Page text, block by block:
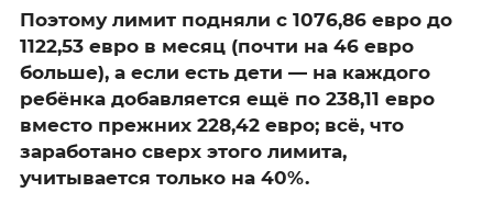
Поэтому лимит подняли с 1076,86 евро до
1122,53 евро в месяц (почти на 46 евро
больше), а если есть дети — на каждого
ребёнка добавляется ещё по 238,11 евро
вместо прежних 228,42 евро; всё, что
заработано сверх этого лимита,
учитывается только на 40%.